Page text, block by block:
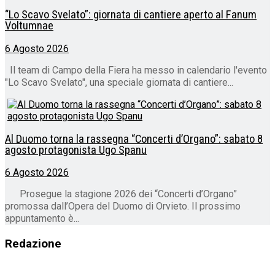
“Lo Scavo Svelato”: giornata di cantiere aperto al Fanum
Voltumnae
6 Agosto 2026
Il team di Campo della Fiera ha messo in calendario l'evento
"Lo Scavo Svelato", una speciale giornata di cantiere...
Al Duomo torna la rassegna “Concerti d’Organo”: sabato 8
agosto protagonista Ugo Spanu
6 Agosto 2026
Prosegue la stagione 2026 dei “Concerti d’Organo”
promossa dall’Opera del Duomo di Orvieto. Il prossimo
appuntamento è...
Redazione